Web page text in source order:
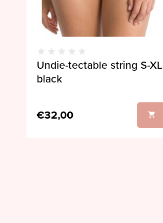
Undie-tectable string S-XL
black
€32,00